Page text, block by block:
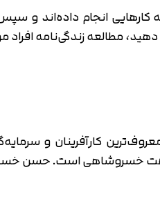
انجام داده‌اند و
مطالعه زندگی‌نامه
آمد. او فرزند حسن و نزهت